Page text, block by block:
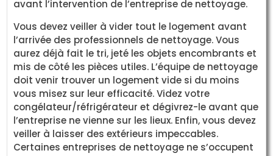
avant l’intervention de l’entreprise de nettoyage.
Vous devez veiller à vider tout le logement avant
l’arrivée des professionnels de nettoyage. Vous
aurez déjà fait le tri, jeté les objets encombrants et
mis de côté les pièces utiles. L’équipe de nettoyage
doit venir trouver un logement vide si du moins
vous misez sur leur efficacité. Videz votre
congélateur/réfrigérateur et dégivrez-le avant que
l’entreprise ne vienne sur les lieux. Enfin, vous devez
veiller à laisser des extérieurs impeccables.
Certaines entreprises de nettoyage ne s’occupent